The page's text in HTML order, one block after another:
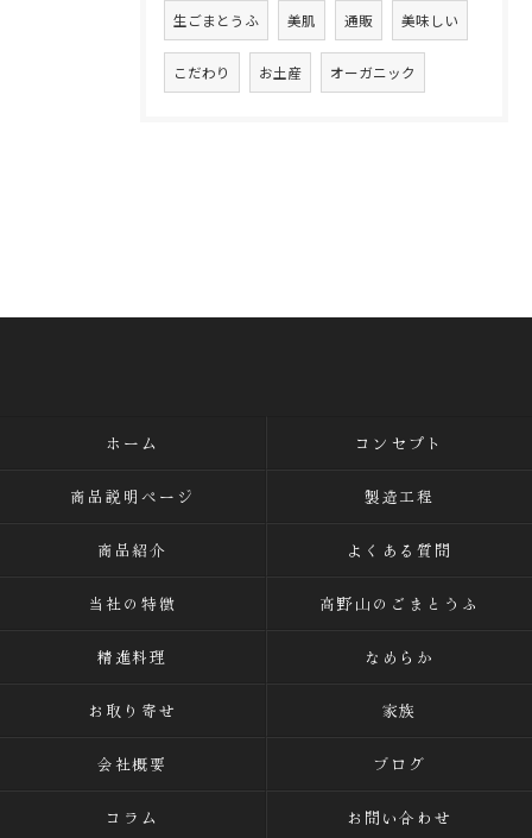
生ごまとうふ 美肌 通販 美味しい
こだわり お土産 オーガニック
ホーム コンセプト
商品説明ページ 製造工程
商品紹介 よくある質問
当社の特徴 高野山のごまとうふ
精進料理 なめらか
お取り寄せ 家族
会社概要 ブログ
コラム お問い合わせ